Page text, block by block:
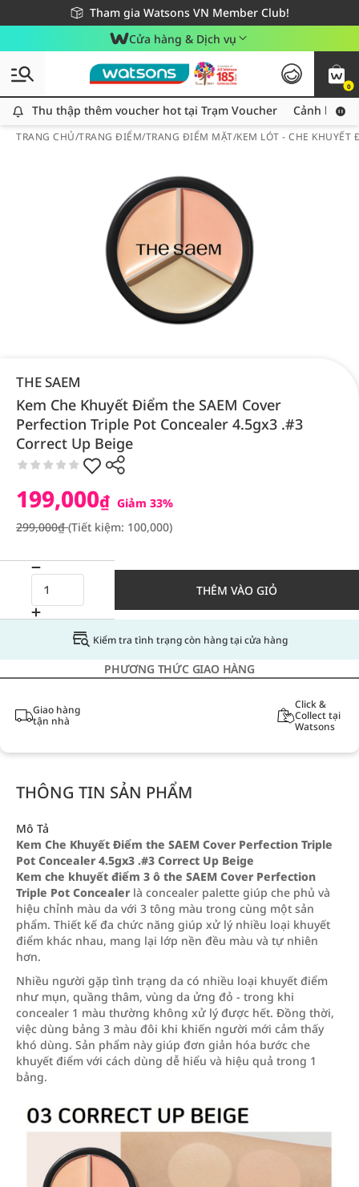
Tham gia Watsons VN Member Club!
Miễn phí giao hàng cho đơn hàng từ 249,000Đ
Giao hàng nhanh 24h - Áp dụng khu vực TP. Hồ Chí Minh
Cửa hàng & Dịch vụ
0
Thu thập thêm voucher hot tại Trạm Voucher
Thu thập thêm voucher hot tại Trạm Voucher Cảnh báo
TRANG CHỦ/TRANG ĐIỂM/TRANG ĐIỂM MẶT/KEM LÓT - CHE KHUYẾT
THE SAEM
Kem Che Khuyết Điểm the SAEM Cover
Perfection Triple Pot Concealer 4.5gx3 .#3
Correct Up Beige
199,000₫ Giảm 33%
299,000₫(Tiết kiệm: 100,000)
THÊM VÀO GIỎ
Kiểm tra tình trạng còn hàng tại cửa hàng
PHƯƠNG THỨC GIAO HÀNG
Giao hàng
tận nhà
Click &
Collect tại
Watsons
THÔNG TIN SẢN PHẨM
Mô Tả
Kem Che Khuyết Điểm the SAEM Cover Perfection Triple
Pot Concealer 4.5gx3 .#3 Correct Up Beige
Kem che khuyết điểm 3 ô the SAEM Cover Perfection
Triple Pot Concealer là concealer palette giúp che phủ và
hiệu chỉnh màu da với 3 tông màu trong cùng một sản
phẩm. Thiết kế đa chức năng giúp xử lý nhiều loại khuyết
điểm khác nhau, mang lại lớp nền đều màu và tự nhiên
hơn.
Nhiều người gặp tình trạng da có nhiều loại khuyết điểm
như mụn, quầng thâm, vùng da ửng đỏ - trong khi
concealer 1 màu thường không xử lý được hết. Đồng thời,
việc dùng bảng 3 màu đôi khi khiến người mới cảm thấy
khó dùng. Sản phẩm này giúp đơn giản hóa bước che
khuyết điểm với cách dùng dễ hiểu và hiệu quả trong 1
bảng.